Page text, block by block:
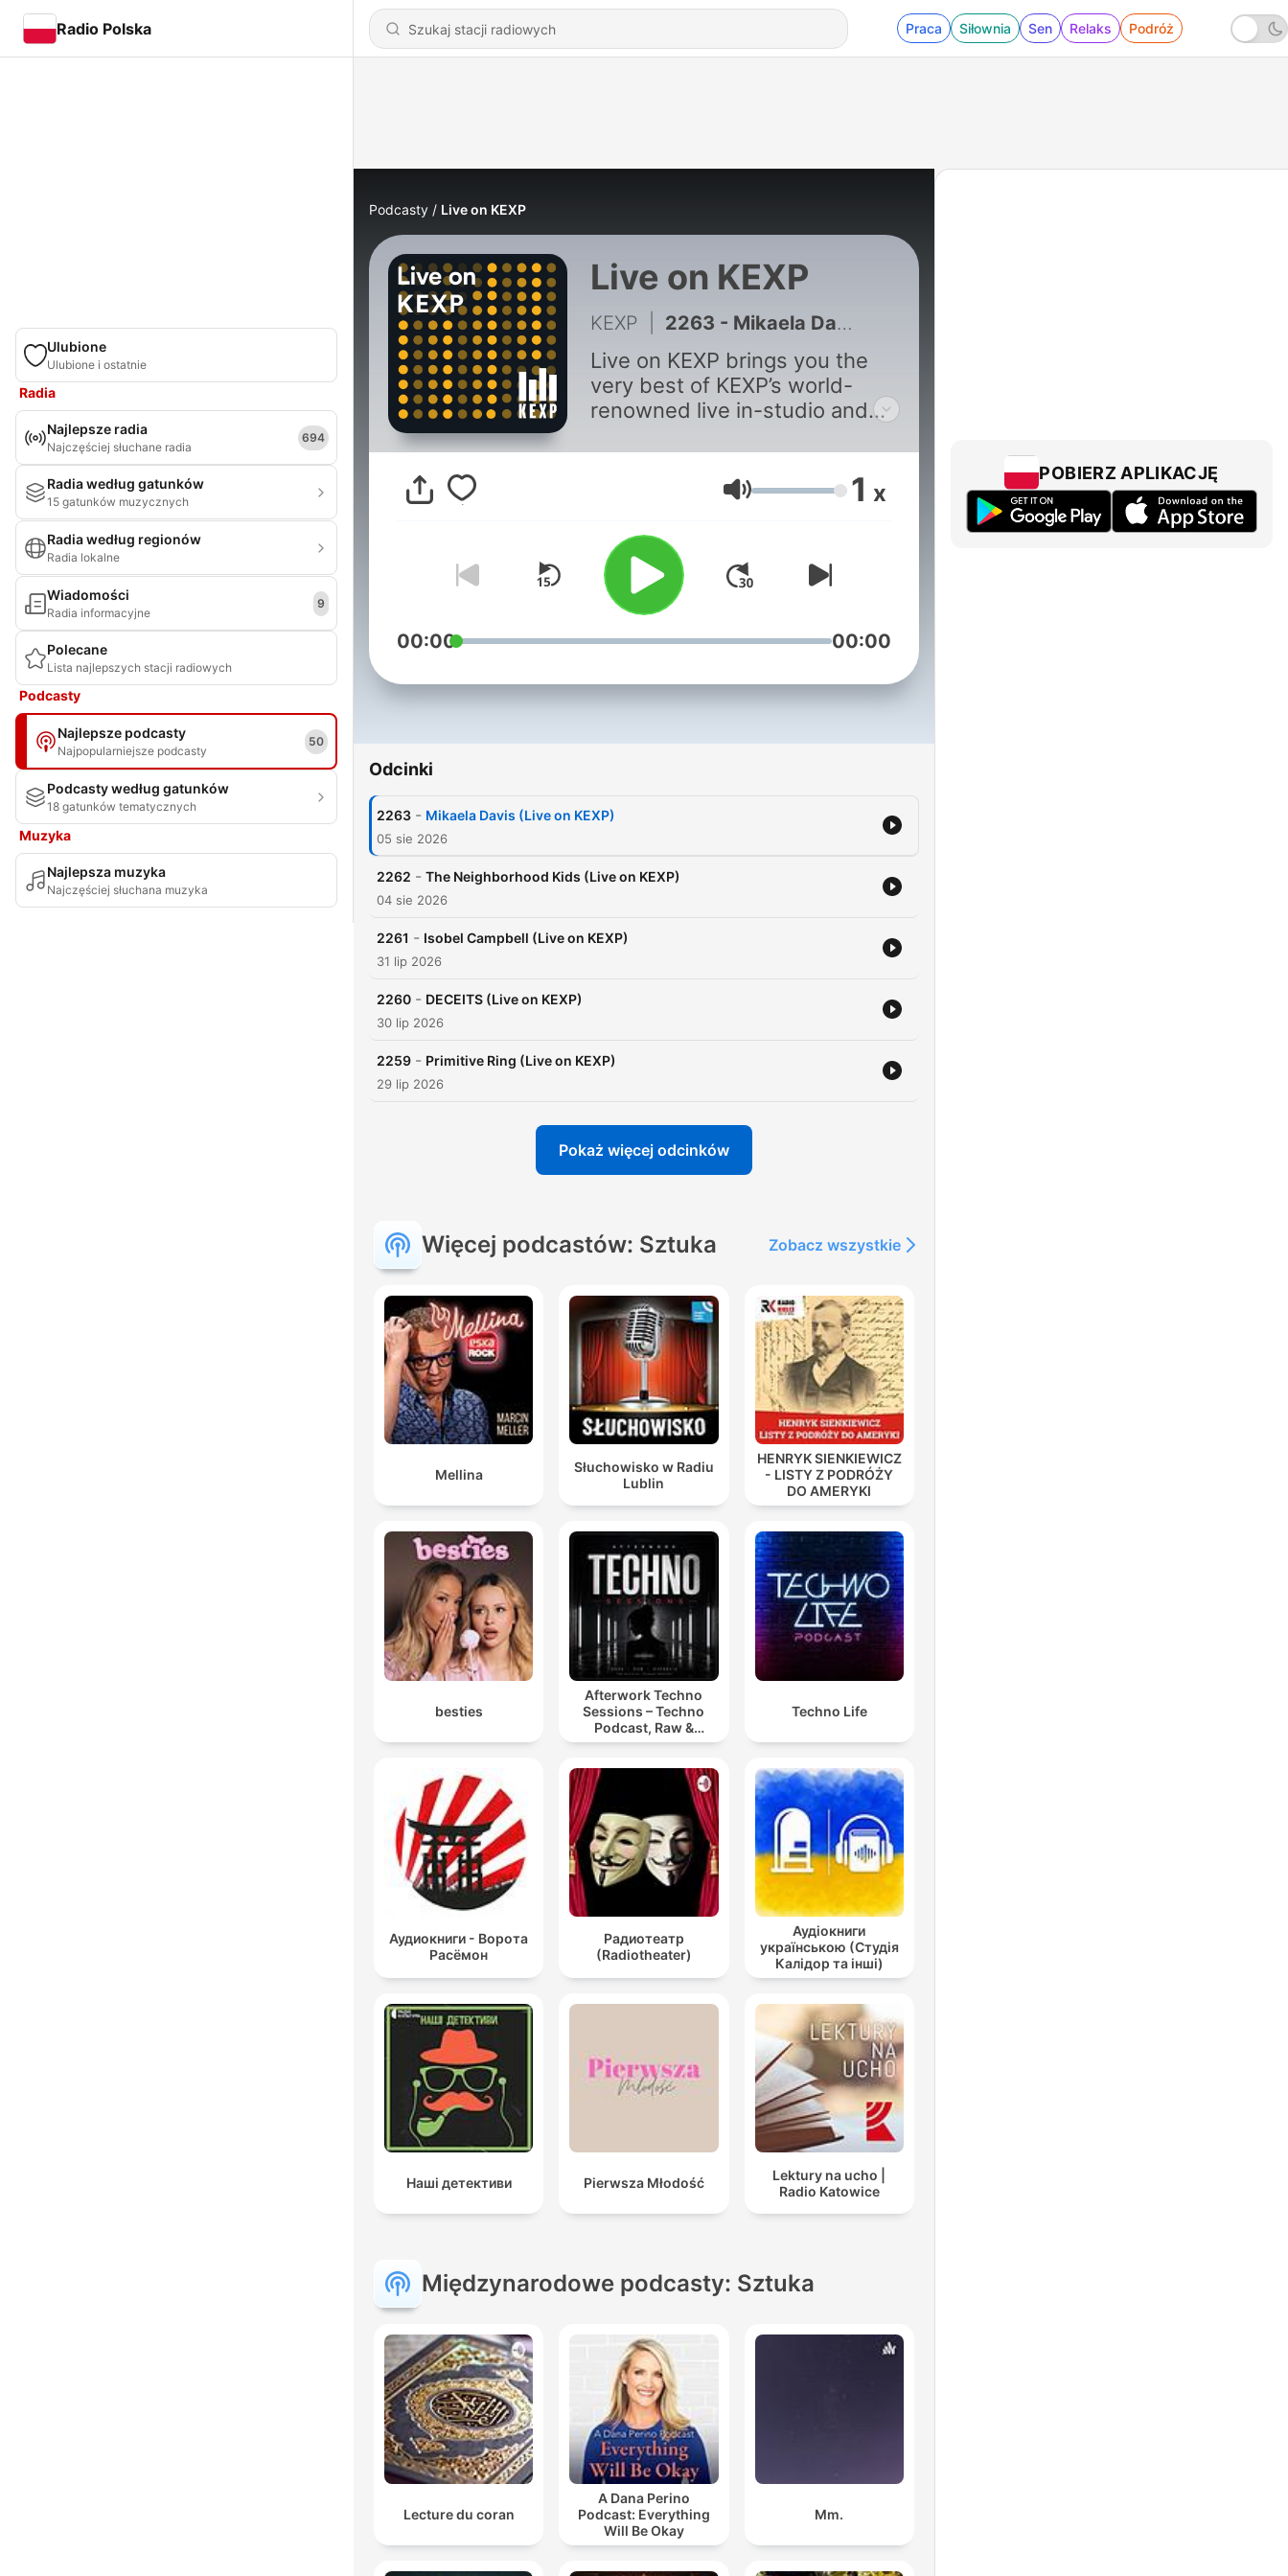
Radio Polska Praca Siłownia Sen Relaks Podróż
Ulubione
Ulubione i ostatnie
Radia
Najlepsze radia
Najczęściej słuchane radia
694
Radia według gatunków
15 gatunków muzycznych
Radia według regionów
Radia lokalne
Wiadomości
Radia informacyjne
9
Polecane
Lista najlepszych stacji radiowych
Podcasty
Najlepsze podcasty
Najpopularniejsze podcasty
50
Podcasty według gatunków
18 gatunków tematycznych
Muzyka
Najlepsza muzyka
Najczęściej słuchana muzyka
Podcasty Live on KEXP
Live on KEXP
KEXP 2263 - Mikaela Davis (Live on KEXP)
Live on KEXP brings you the
very best of KEXP’s world-
renowned live in-studio and
week, we’ll bring you a new
live session, from emerging
acts, spanning styles, genres
and cultures. Full video of all
Live on KEXP performances
available at youtube.com/kexp.
Głośność 1 x
00:00 00:00
Odcinki
2263 - Mikaela Davis (Live on KEXP)
05 sie 2026
2262 - The Neighborhood Kids (Live on KEXP)
04 sie 2026
2261 - Isobel Campbell (Live on KEXP)
31 lip 2026
2260 - DECEITS (Live on KEXP)
30 lip 2026
2259 - Primitive Ring (Live on KEXP)
29 lip 2026
Pokaż więcej odcinków
Więcej podcastów: Sztuka Zobacz wszystkie
Mellina
Słuchowisko w Radiu
Lublin
HENRYK SIENKIEWICZ
- LISTY Z PODRÓŻY
DO AMERYKI
besties
Afterwork Techno
Sessions – Techno
Podcast, Raw &
Hypnotic Techno
Techno Life
Аудиокниги - Ворота
Расёмон
Радиотеатр
(Radiotheater)
Аудіокниги
українською (Студія
Калідор та інші)
Наші детективи Pierwsza Młodość
Lektury na ucho |
Radio Katowice
Międzynarodowe podcasty: Sztuka
Lecture du coran
A Dana Perino
Podcast: Everything
Will Be Okay
Mm.
POBIERZ APLIKACJĘ